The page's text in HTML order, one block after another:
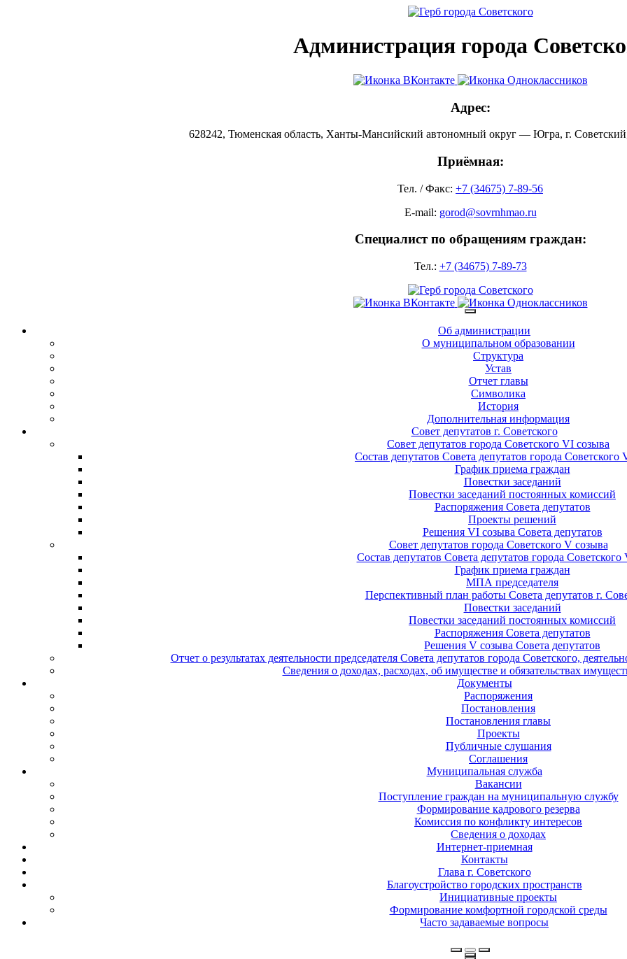
Администрация города
Адрес:
628242, Тюменская область, Ханты-Мансийский автономный округ — Югра, г.
Приёмная:
Тел. / Факс: +7 (34675) 7-89-56
E-mail: gorod@sovrnhmao.ru
Специалист по обращениям граждан:
Тел.: +7 (34675) 7-89-73
Об администрации
О муниципальном образовании
Структура
Устав
Отчет главы
Символика
История
Дополнительная информация
Совет депутатов г. Советского
Совет депутатов города Советского VI созыва
Состав депутатов Совета депутатов города Советского
График приема граждан
Повестки заседаний
Повестки заседаний постоянных комиссий
Распоряжения Совета депутатов
Проекты решений
Решения VI созыва Совета депутатов
Совет депутатов города Советского V созыва
Состав депутатов Совета депутатов города Советского
График приема граждан
МПА председателя
Перспективный план работы Совета депутатов г.
Повестки заседаний
Повестки заседаний постоянных комиссий
Распоряжения Совета депутатов
Решения V созыва Совета депутатов
Отчет о результатах деятельности председателя Совета депутатов города Советского,
Сведения о доходах, расходах, об имуществе и обязательствах
Документы
Распоряжения
Постановления
Постановления главы
Проекты
Публичные слушания
Соглашения
Муниципальная служба
Вакансии
Поступление граждан на муниципальную службу
Формирование кадрового резерва
Комиссия по конфликту интересов
Сведения о доходах
Интернет-приемная
Контакты
Глава г. Советского
Благоустройство городских пространств
Инициативные проекты
Формирование комфортной городской среды
Часто задаваемые вопросы